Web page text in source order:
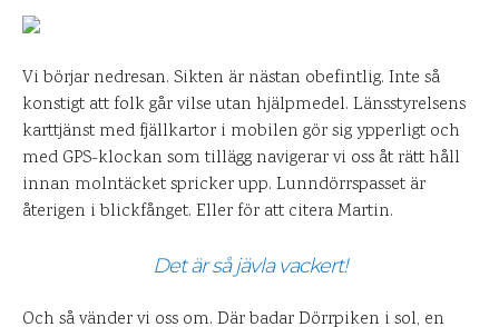
Vi börjar nedresan. Sikten är nästan obefintlig. Inte så
konstigt att folk går vilse utan hjälpmedel. Länsstyrelsens
karttjänst med fjällkartor i mobilen gör sig ypperligt och
med GPS-klockan som tillägg navigerar vi oss åt rätt håll
innan molntäcket spricker upp. Lunndörrspasset är
återigen i blickfånget. Eller för att citera Martin.
Det är så jävla vackert!
Och så vänder vi oss om. Där badar Dörrpiken i sol, en